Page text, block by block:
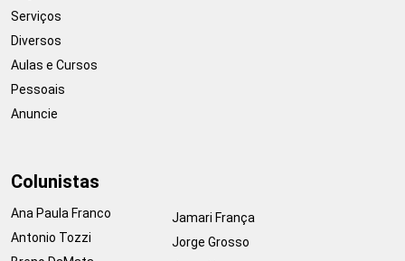
Serviços
Diversos
Aulas e Cursos
Pessoais
Anuncie
Colunistas
Ana Paula Franco
Antonio Tozzi
Jamari França
Jorge Grosso